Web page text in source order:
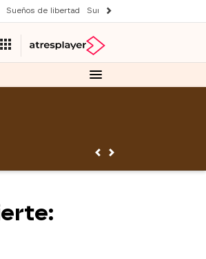
Sueños de libertad Suri y Tom Cruise